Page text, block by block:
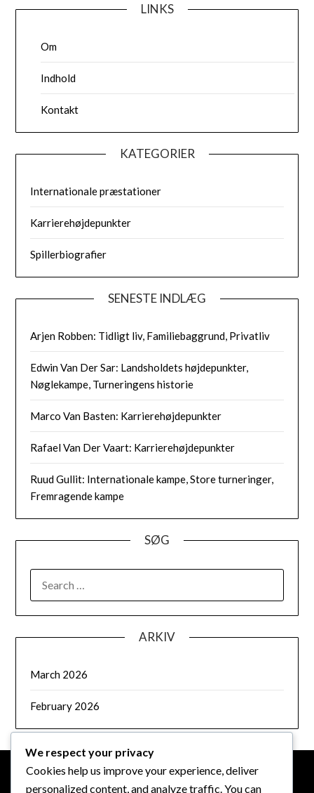
LINKS
Om
Indhold
Kontakt
KATEGORIER
Internationale præstationer
Karrierehøjdepunkter
Spillerbiografier
SENESTE INDLÆG
Arjen Robben: Tidligt liv, Familiebaggrund, Privatliv
Edwin Van Der Sar: Landsholdets højdepunkter,
Nøglekampe, Turneringens historie
Marco Van Basten: Karrierehøjdepunkter
Rafael Van Der Vaart: Karrierehøjdepunkter
Ruud Gullit: Internationale kampe, Store turneringer,
Fremragende kampe
SØG
FOR:
ARKIV
March 2026
February 2026
We respect your privacy
Cookies help us improve your experience, deliver
personalized content, and analyze traffic. You can